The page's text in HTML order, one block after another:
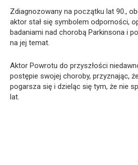
Zdiagnozowany na początku lat 90.,
aktor stał się symbolem odporności,
badaniami nad chorobą Parkinsona i
na jej temat.
Aktor Powrotu do przyszłości
postępie swojej choroby, przyznając,
pogarsza się i dzieląc się tym, że nie
lat.